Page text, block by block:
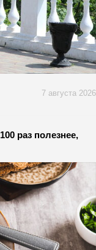
7 августа 2026
раз полезнее,